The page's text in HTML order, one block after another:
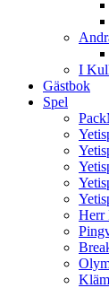
I
Gästbok
Spel
Herr